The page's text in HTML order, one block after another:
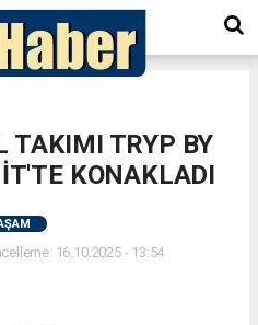
TAKIMI TRYP BY
KONAKLADI
16.10.2025 - 13:54